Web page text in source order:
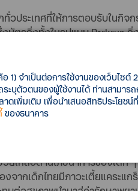
ประเทศที่ให้การตอบรับในกิจ
ตรวิ่งทั้งในรูปแบบ Parkrun วิ่
คได้จนถึงวันที่ 23 ธันวาคมนี้
น้าพัฒนาศักยภาพ สร้างสุขภาพ
ย์ที่ไม่แสวงหากำไร โดยนำเงิ
างมูลนิธิฯ จะนำแพทย์อาสาล
ลือผู้คนให้ได้ 750 – 1,000 คน
หลือด้านโภชนาการของเด็ก ๆ
จากเด็กไทยมีภาวะเตี้ยแคระ
1) จำเป็นต่อการใช้งานของเว็บไซ
ระบุตัวตนของผู้ใช้งานได้ ท่านสามา
ดเพิ่มเติม เพื่อนำเสนอสิทธิประโย
ของธนาคาร